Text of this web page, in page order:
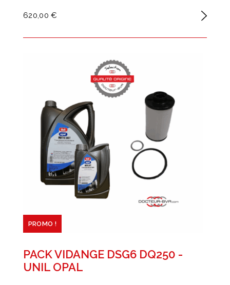
620,00 €
PROMO !
PACK VIDANGE DSG6 DQ250 -
UNIL OPAL